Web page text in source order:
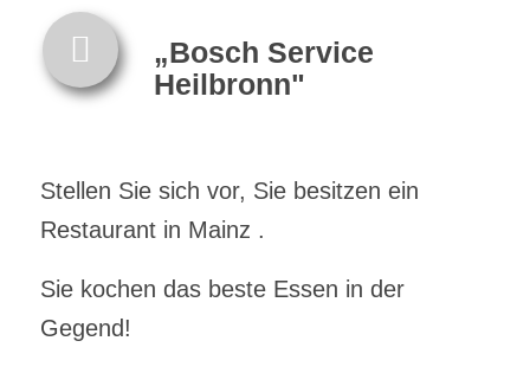
„Bosch Service
Heilbronn"
Stellen Sie sich vor, Sie besitzen ein
Restaurant in Mainz .
Sie kochen das beste Essen in der
Gegend!